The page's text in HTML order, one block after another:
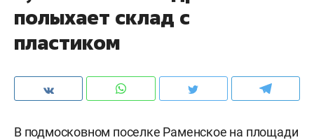
полыхает склад с
пластиком
В подмосковном поселке Раменское на площади